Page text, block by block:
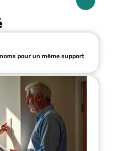
pour un même support